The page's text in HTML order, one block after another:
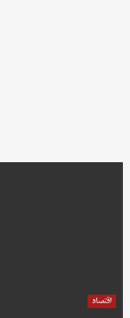
اقتصاد